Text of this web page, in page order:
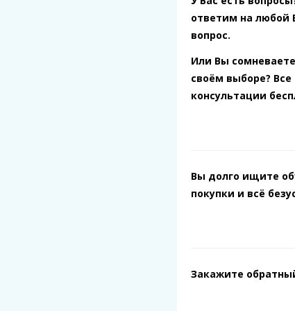
ответим на любой
вопрос.
Или Вы
своём выборе? Все
консультации
Вы долго ищите
покупки и всё
Закажите